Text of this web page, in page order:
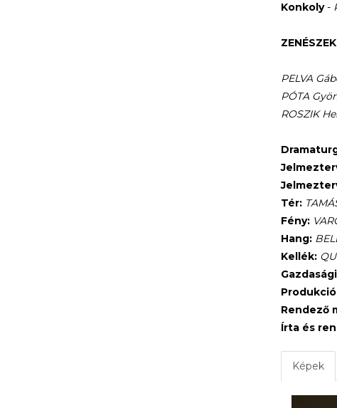
Konkoly-
ZENÉSZEK
PELVA
PÓTA
ROSZIK
Tér:
Fény:
Hang:
Kellék:
Rendező
Írta és
Képek